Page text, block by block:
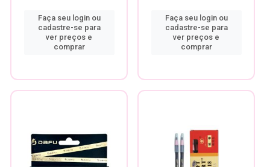
Faça seu login ou
cadastre-se para
ver preços e
comprar
Faça seu login ou
cadastre-se para
ver preços e
comprar